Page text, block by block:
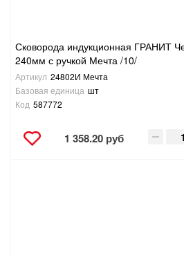
Сковорода индукционная ГРАНИТ
240мм с ручкой Мечта /10/
Артикул 24802И Мечта
Базовая единица шт
Код 587772
1 358.20 руб